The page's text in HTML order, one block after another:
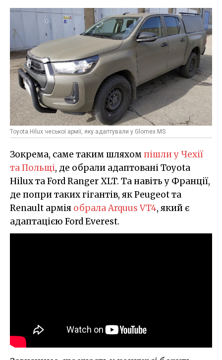
Toyota Hilux чеської армії, яку адаптували у Glomex MS
Зокрема, саме таким шляхомпішли у Чехії
та Польщі, де обрали адаптовані Toyota
Hilux та Ford Ranger XLT. Та навіть у Франції,
де попри таких гігантів, як Peugeot та
Renault армія обрала Arquus VT4, який є
адаптацією Ford Everest.